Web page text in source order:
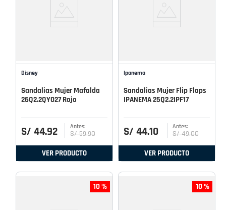
Disney
Sandalias Mujer Mafalda
26Q2.2QY027 Rojo
S/ 44.92 S/ 59.90
VER PRODUCTO
Ipanema
Sandalias Mujer Flip Flops
IPANEMA 25Q2.2IPF17
S/ 44.10 S/ 49.00
VER PRODUCTO
10 % 10 %